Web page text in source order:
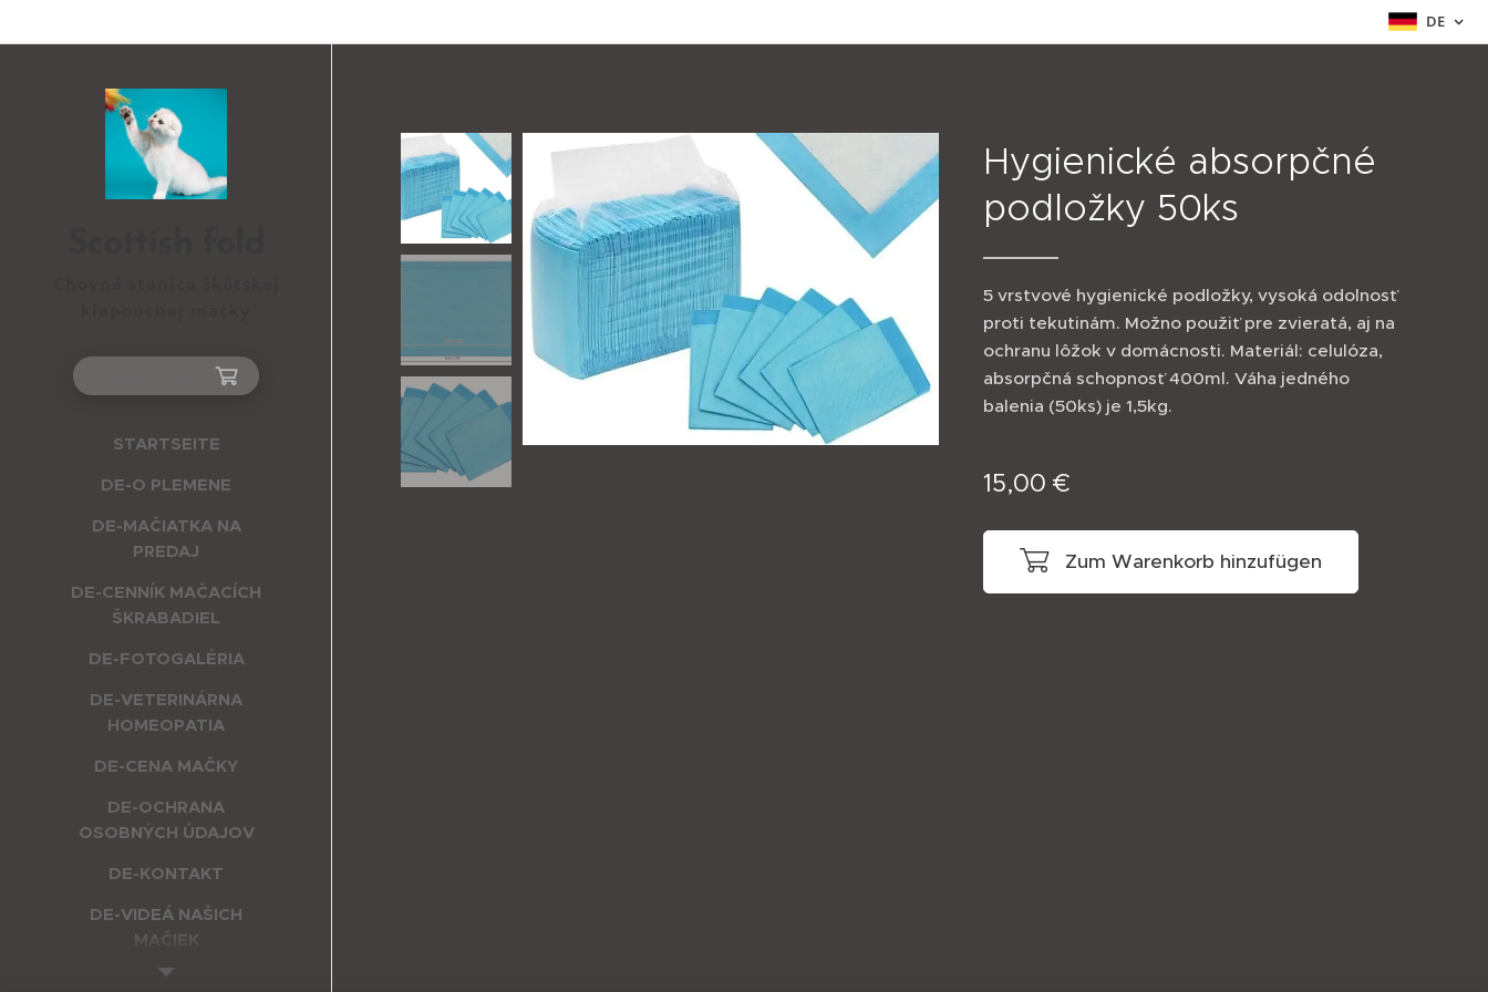
DE
STARTSEITE
DE-O PLEMENE
DE-MAČIATKA NA
PREDAJ
DE-CENNÍK MAČACÍCH
ŠKRABADIEL
DE-FOTOGALÉRIA
DE-VETERINÁRNA
HOMEOPATIA
DE-CENA MAČKY
DE-OCHRANA
OSOBNÝCH ÚDAJOV
DE-KONTAKT
DE-VIDEÁ NAŠICH
MAČIEK
DE-INTERNETOVÝ
Hygienické absorpčné
podložky 50ks
5 vrstvové hygienické podložky, vysoká odolnosť
proti tekutinám. Možno použiť pre zvieratá, aj na
ochranu lôžok v domácnosti. Materiál: celulóza,
absorpčná schopnosť 400ml. Váha jedného
balenia (50ks) je 1,5kg.
15,00 €
Zum Warenkorb hinzufügen